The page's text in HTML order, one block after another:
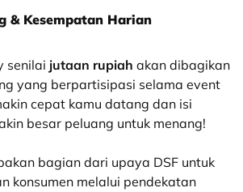
& Kesempatan Harian
senilai jutaan rupiah akan dibagikan
yang berpartisipasi selama event
cepat kamu datang dan isi
besar peluang untuk menang!
bagian dari upaya DSF untuk
konsumen melalui pendekatan